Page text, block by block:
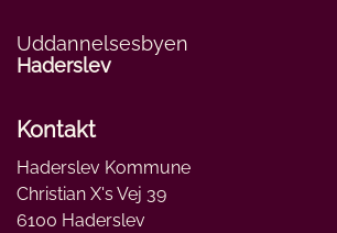
Uddannelsesbyen
Haderslev
Kontakt
Haderslev Kommune
Christian X's Vej 39
6100 Haderslev